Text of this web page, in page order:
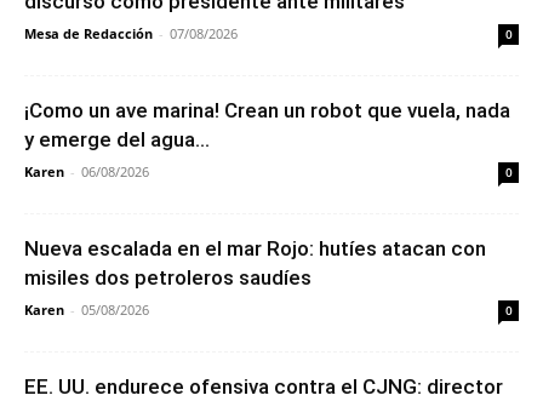
Mesa de Redacción - 07/08/2026 0
¡Como un ave marina! Crean un robot que vuela, nada
y emerge del agua...
Karen - 06/08/2026 0
Nueva escalada en el mar Rojo: hutíes atacan con
misiles dos petroleros saudíes
Karen - 05/08/2026 0
EE. UU. endurece ofensiva contra el CJNG: director